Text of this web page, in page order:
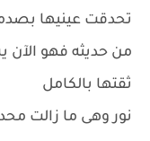
تحدقت عينيها
من حديثه فهو الآن
ثقتها بالكامل
نور وهى ما زالت